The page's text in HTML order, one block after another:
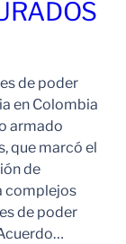
de poder
en Colombia
armado
que marcó el
de
complejos
de poder